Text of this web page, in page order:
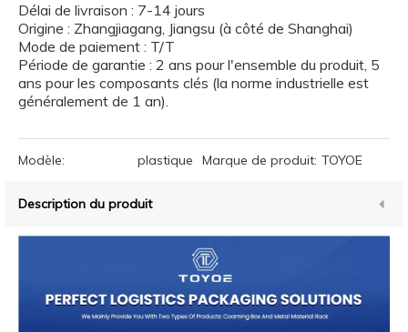
Délai de livraison : 7-14 jours
Origine : Zhangjiagang, Jiangsu (à côté de Shanghai)
Mode de paiement : T/T
Période de garantie : 2 ans pour l'ensemble du produit, 5
ans pour les composants clés (la norme industrielle est
généralement de 1 an).
Modèle: plastique Marque de produit: TOYOE
Description du produit